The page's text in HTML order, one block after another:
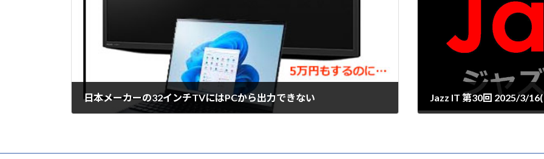
日本メーカーの32インチTVにはPCから出力できない Jazz IT 第30回 2025/3/